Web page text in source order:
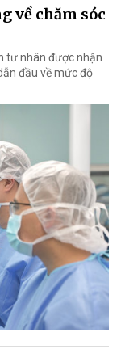
về chăm sóc
tư nhân được nhận
đầu về mức độ